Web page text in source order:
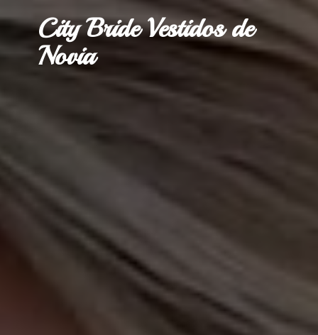
City Bride Vestidosde
Novia